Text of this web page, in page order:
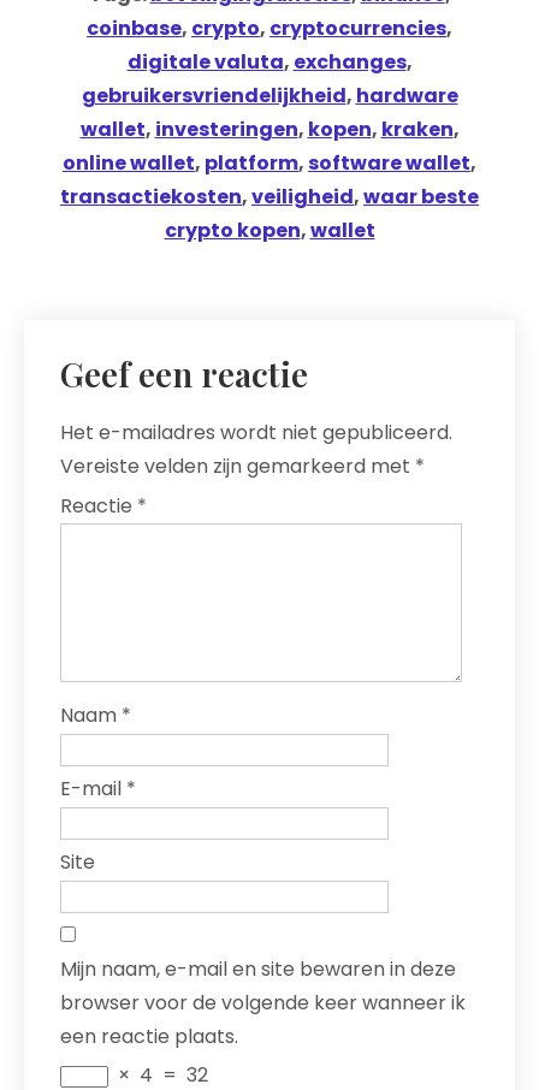
coinbase, crypto, cryptocurrencies,
digitale valuta, exchanges,
gebruikersvriendelijkheid, hardware
wallet, investeringen, kopen, kraken,
online wallet, platform,software wallet,
transactiekosten,veiligheid,waar beste
crypto kopen,wallet
Geef een reactie
Het e-mailadres wordt niet gepubliceerd.
Vereiste velden zijn gemarkeerd met *
Reactie *
Naam *
E-mail *
Site
Mijn naam, e-mail en site bewaren in deze
browser voor de volgende keer wanneer ik
een reactie plaats.
× 4 = 32